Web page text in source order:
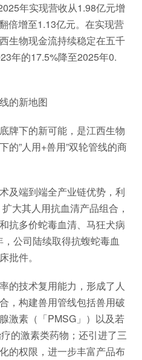
年实现营收从1.98亿元增
倍增至1.13亿元。在实现营
生物现金流持续稳定在五千
年的17.5%降至2025年0.
的新地图
牌下的新可能，是江西生物
的”人用+兽用”双轮管线的商
及端到端全产业链优势，利
大其人用抗血清产品组合，
抗多价蛇毒血清、马狂犬病
公司陆续取得抗蝮蛇毒血
批件。
的技术复用能力，形成了人
，构建兽用管线包括兽用破
激素（「PMSG」）以及若
的激素类药物；还引进了三
的权限，进一步丰富产品布